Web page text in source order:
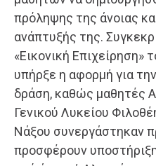
πρόληψης της άνοιας
ανάπτυξής της.
«Εικονική Επιχείρηση»
υπήρξε η αφορμή για
δράση, καθώς μαθητές
Γενικού Λυκείου
Νάξου συνεργάστηκαν
προσφέρουν